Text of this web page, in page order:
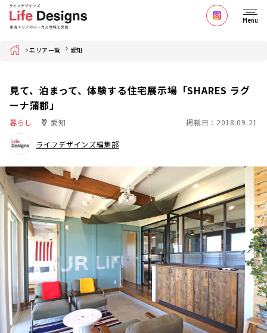
Menu
Home エリア一覧 愛知
見て、泊まって、体験する住宅展示場「SHARES ラグ
ーナ蒲郡」
暮らし 愛知 掲載日：2018.09.21
ライフデザインズ編集部